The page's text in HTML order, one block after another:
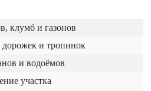
клумб и газонов
и тропинок
и водоёмов
участка